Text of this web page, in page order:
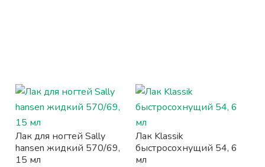
Лак для ногтей Sally
hansen жидкий 570/69,
15 мл
Лак Klassik
быстросохнущий 54, 6
мл